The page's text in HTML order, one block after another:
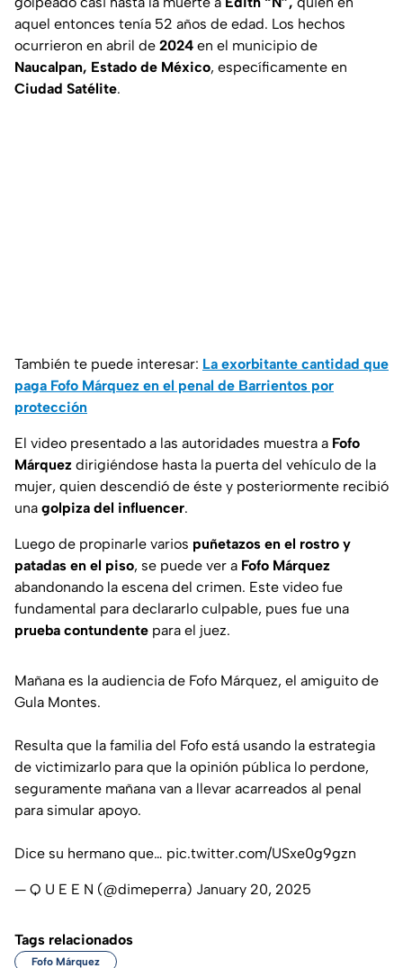
aquel entonces tenía 52 años de edad. Los hechos
ocurrieron en abril de 2024 en el municipio de
Naucalpan, Estado de México, específicamente en
Ciudad Satélite.
También te puede interesar: La exorbitante cantidad que
paga Fofo Márquez en el penal de Barrientos por
protección
El video presentado a las autoridades muestra a Fofo
Márquez dirigiéndose hasta la puerta del vehículo de la
mujer, quien descendió de éste y posteriormente recibió
una golpiza del influencer.
Luego de propinarle varios puñetazos en el rostro y
patadas en el piso, se puede ver a Fofo Márquez
abandonando la escena del crimen. Este video fue
fundamental para declararlo culpable, pues fue una
prueba contundente para el juez.
Mañana es la audiencia de Fofo Márquez, el amiguito de
Gula Montes.
Resulta que la familia del Fofo está usando la estrategia
de victimizarlo para que la opinión pública lo perdone,
seguramente mañana van a llevar acarreados al penal
para simular apoyo.
Dice su hermano que… pic.twitter.com/USxe0g9gzn
— Q U E E N (@dimeperra) January 20, 2025
Tags relacionados
Fofo Márquez